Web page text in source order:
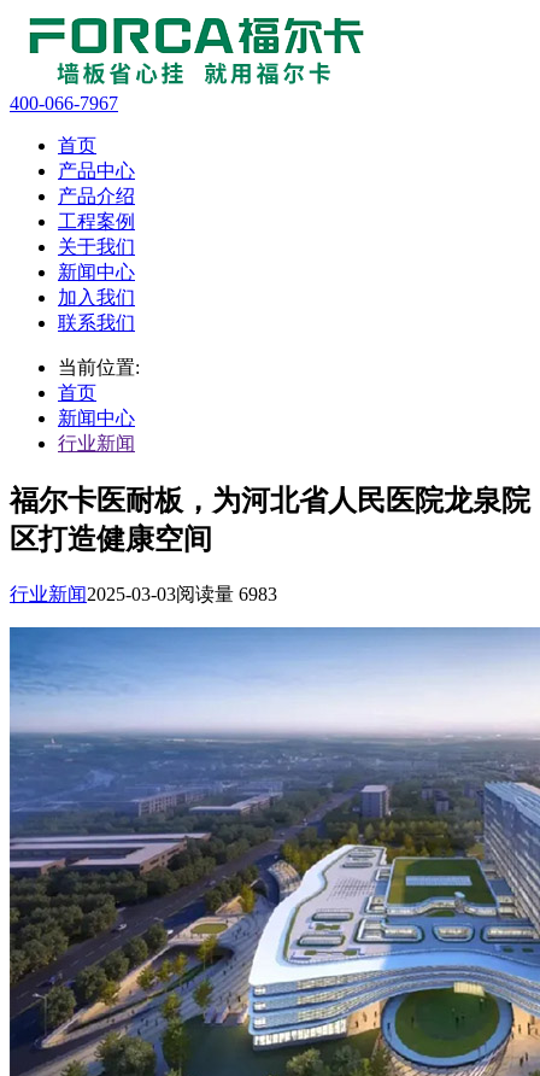
400-066-7967
首页
产品中心
产品介绍
工程案例
关于我们
新闻中心
加入我们
联系我们
当前位置:
首页
新闻中心
行业新闻
福尔卡医耐板，为河北省人民医院龙泉院
区打造健康空间
行业新闻2025-03-03阅读量 6983